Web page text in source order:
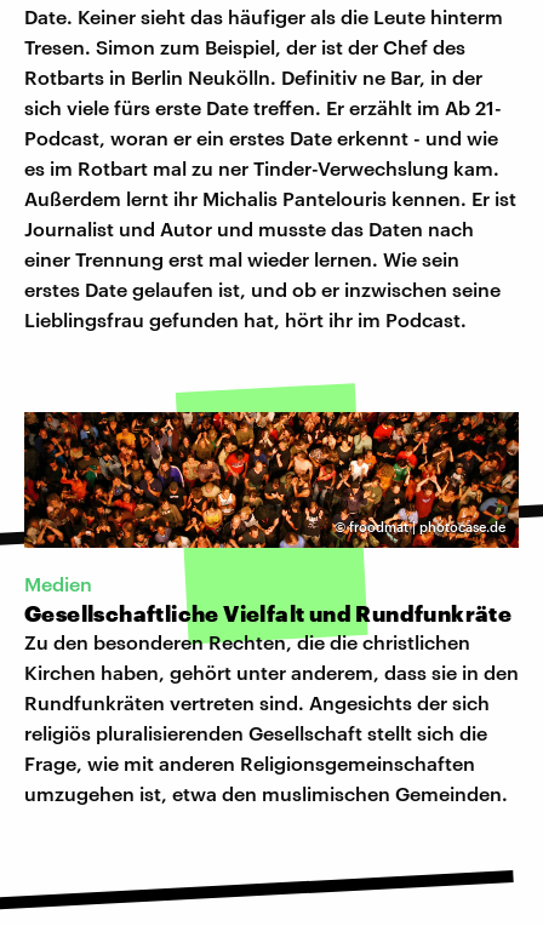
Date. Keiner sieht das häufiger als die Leute hinterm
Tresen. Simon zum Beispiel, der ist der Chef des
Rotbarts in Berlin Neukölln. Definitiv ne Bar, in der
sich viele fürs erste Date treffen. Er erzählt im Ab 21-
Podcast, woran er ein erstes Date erkennt - und wie
es im Rotbart mal zu ner Tinder-Verwechslung kam.
Außerdem lernt ihr Michalis Pantelouris kennen. Er ist
Journalist und Autor und musste das Daten nach
einer Trennung erst mal wieder lernen. Wie sein
erstes Date gelaufen ist, und ob er inzwischen seine
Lieblingsfrau gefunden hat, hört ihr im Podcast.
©froodmat | photocase.de
Medien
Gesellschaftliche Vielfalt und Rundfunkräte
Zu den besonderen Rechten, die die christlichen
Kirchen haben, gehört unter anderem, dass sie in den
Rundfunkräten vertreten sind. Angesichts der sich
religiös pluralisierenden Gesellschaft stellt sich die
Frage, wie mit anderen Religionsgemeinschaften
umzugehen ist, etwa den muslimischen Gemeinden.